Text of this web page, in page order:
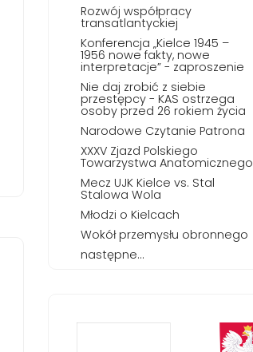
Rozwój współpracy
transatlantyckiej
Konferencja „Kielce 1945 –
1956 nowe fakty, nowe
interpretacje” - zaproszenie
Nie daj zrobić z siebie
przestępcy - KAS ostrzega
osoby przed 26 rokiem życia
Narodowe Czytanie Patrona
XXXV Zjazd Polskiego
Towarzystwa Anatomicznego
Mecz UJK Kielce vs. Stal
Stalowa Wola
Młodzi o Kielcach
Wokół przemysłu obronnego
następne...